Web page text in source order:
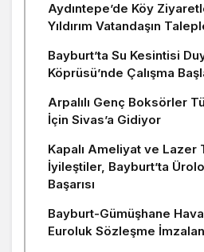
Aydıntepe’de Köy
Yıldırım Vatandaşın
Bayburt’ta Su Kesintisi
Köprüsü’nde Çalışma
Arpalılı Genç Boksörler
İçin Sivas’a Gidiyor
Kapalı Ameliyat ve
İyileştiler, Bayburt’ta
Başarısı
Bayburt-Gümüşhane
Euroluk Sözleşme